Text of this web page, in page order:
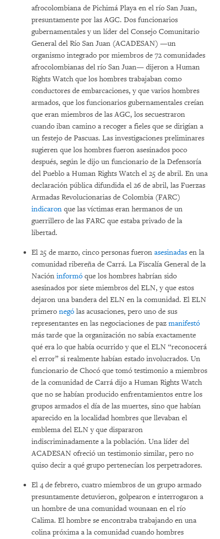
afrocolombiana de Pichimá Playa en el río San Juan,
presuntamente por las AGC. Dos funcionarios
gubernamentales y un líder del Consejo Comunitario
General del Río San Juan (ACADESAN) —un
organismo integrado por miembros de 72 comunidades
afrocolombianas del río San Juan— dijeron a Human
Rights Watch que los hombres trabajaban como
conductores de embarcaciones, y que varios hombres
armados, que los funcionarios gubernamentales creían
que eran miembros de las AGC, los secuestraron
cuando iban camino a recoger a fieles que se dirigían a
un festejo de Pascuas. Las investigaciones preliminares
sugieren que los hombres fueron asesinados poco
después, según le dijo un funcionario de la Defensoría
del Pueblo a Human Rights Watch el 25 de abril. En una
declaración pública difundida el 26 de abril, las Fuerzas
Armadas Revolucionarias de Colombia (FARC)
indicaron que las víctimas eran hermanos de un
guerrillero de las FARC que estaba privado de la
libertad.
El 25 de marzo, cinco personas fueron asesinadas en la
comunidad ribereña de Carrá. La Fiscalía General de la
Nación informó que los hombres habrían sido
asesinados por siete miembros del ELN, y que estos
dejaron una bandera del ELN en la comunidad. El ELN
primero negó las acusaciones, pero uno de sus
representantes en las negociaciones de paz manifestó
más tarde que la organización no sabía exactamente
qué era lo que había ocurrido y que el ELN “reconocerá
el error” si realmente habían estado involucrados. Un
funcionario de Chocó que tomó testimonio a miembros
de la comunidad de Carrá dijo a Human Rights Watch
que no se habían producido enfrentamientos entre los
grupos armados el día de las muertes, sino que habían
aparecido en la localidad hombres que llevaban el
emblema del ELN y que dispararon
indiscriminadamente a la población. Una líder del
ACADESAN ofreció un testimonio similar, pero no
quiso decir a qué grupo pertenecían los perpetradores.
El 4 de febrero, cuatro miembros de un grupo armado
presuntamente detuvieron, golpearon e interrogaron a
un hombre de una comunidad wounaan en el río
Calima. El hombre se encontraba trabajando en una
colina próxima a la comunidad cuando hombres